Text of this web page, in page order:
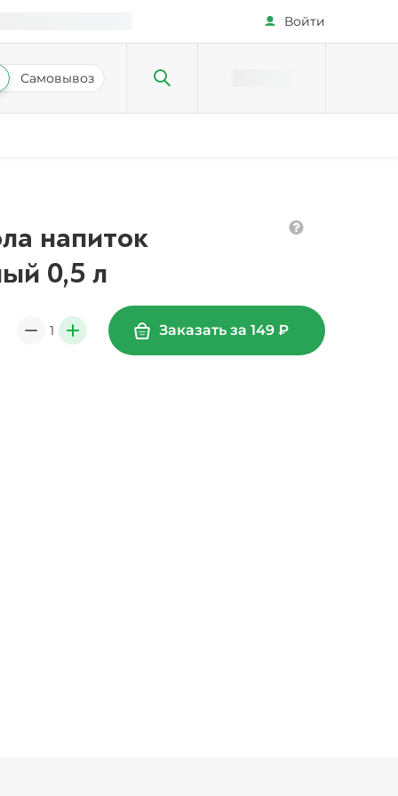
Войти
Самовывоз
напиток
0,5 л
1 + Заказать за 149 ₽